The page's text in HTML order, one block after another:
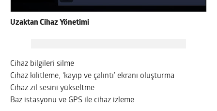
Uzaktan Cihaz Yönetimi
Cihaz bilgileri silme
Cihaz kilitleme, ‘kayıp ve çalıntı’ ekranı oluşturma
Cihaz zil sesini yükseltme
Baz istasyonu ve GPS ile cihaz izleme